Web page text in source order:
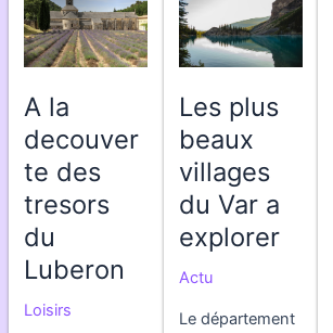
fromages
locaux
pour
sante
et
votre
environnement
:
une
destination
de
choix
pour
vos
vacances
le
Var
A la
decouver
te des
tresors
du
Luberon
Loisirs
Les plus
beaux
villages
du Var a
explorer
Actu
Le département